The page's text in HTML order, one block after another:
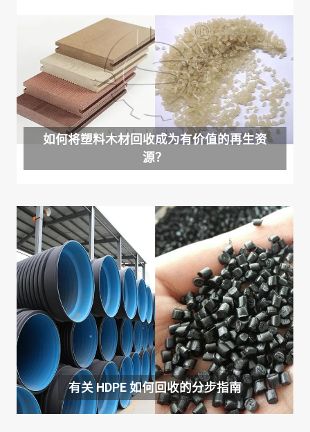
如何将塑料木材回收成为有价值的再生资
源？
有关 HDPE 如何回收的分步指南